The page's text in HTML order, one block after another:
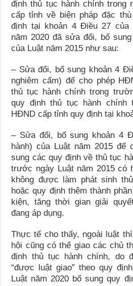
định thủ tục hành chính trong
cấp tỉnh về biện pháp đặc
định tại khoản 4 Điều 27 của
năm 2020 đã sửa đổi, bổ
của Luật năm 2015 như sau:
– Sửa đổi, bổ sung khoản 4
nghiêm cấm) để cho phép
thủ tục hành chính trong
quy định thủ tục hành chính
HĐND cấp tỉnh quy định tại
– Sửa đổi, bổ sung khoản 4
hành) của Luật năm 2015 để
sung các quy định về thủ tục
trước ngày Luật năm 2015 có
không được làm phát sinh
hoặc quy định thêm thành
kiện, tăng thời gian giải
đang áp dụng.
Thực tế cho thấy, ngoài luật
hội cũng có thể giao các chủ
định thủ tục hành chính, do
“được luật giao” theo quy
Luật năm 2020 bổ sung quy